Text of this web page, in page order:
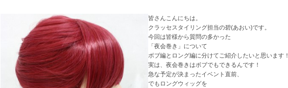
皆さんこんにちは。
クラッセスタイリング担当の碧(あおい)です。
今回は皆様から質問の多かった
「夜会巻き」について
ボブ編とロング編に分けてご紹介したいと思います！
実は、夜会巻きはボブでもできるんです！
急な予定が決まったイベント直前、
でもロングウィッグを